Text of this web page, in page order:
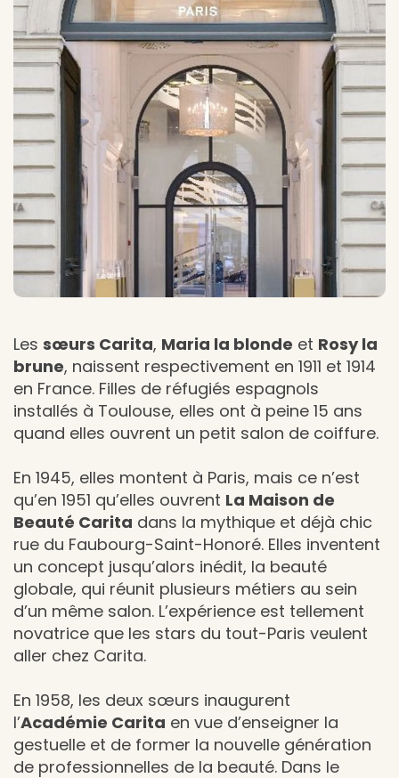
Les sœurs Carita, Maria la blonde et Rosy la
brune, naissent respectivement en 1911 et 1914
en France. Filles de réfugiés espagnols
installés à Toulouse, elles ont à peine 15 ans
quand elles ouvrent un petit salon de coiffure.
En 1945, elles montent à Paris, mais ce n’est
qu’en 1951 qu’elles ouvrent La Maison de
Beauté Carita dans la mythique et déjà chic
rue du Faubourg-Saint-Honoré. Elles inventent
un concept jusqu’alors inédit, la beauté
globale, qui réunit plusieurs métiers au sein
d’un même salon. L’expérience est tellement
novatrice que les stars du tout-Paris veulent
aller chez Carita.
En 1958, les deux sœurs inaugurent
l’Académie Carita en vue d’enseigner la
gestuelle et de former la nouvelle génération
de professionnelles de la beauté. Dans le